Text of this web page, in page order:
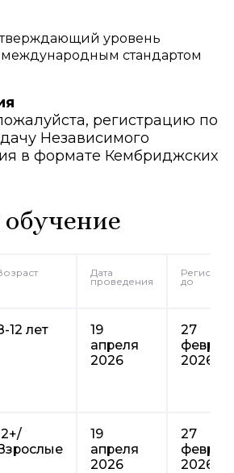
уровень
международным стандартом
регистрацию по
Независимого
в формате Кембриджских
Дата
проведения до
12 лет
19
апреля
2026
27
2026
19
апреля
2026
27
2026